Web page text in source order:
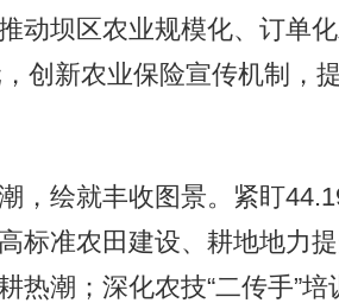
动坝区农业规模化、订单
创新农业保险宣传机制，
绘就丰收图景。紧盯
标准农田建设、耕地地力
热潮；深化农技“二传手”